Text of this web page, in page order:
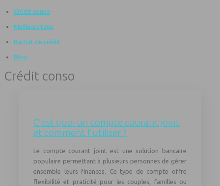
Crédit conso
Meilleurs taux
Rachat de crédit
Blog
Crédit conso
C’est quoi un compte courant joint
et comment l’utiliser ?
Le compte courant joint est une solution bancaire
populaire permettant à plusieurs personnes de gérer
ensemble leurs finances. Ce type de compte offre
flexibilité et praticité pour les couples, familles ou